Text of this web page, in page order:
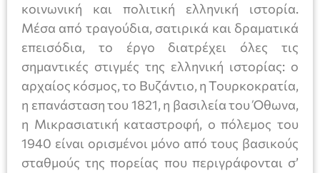
κοινωνική και πολιτική ελληνική ιστορία.
Μέσα από τραγούδια, σατιρικά και δραματικά
επεισόδια, το έργο διατρέχει όλες τις
σημαντικές στιγμές της ελληνική ιστορίας: ο
αρχαίος κόσμος, το Βυζάντιο, η Τουρκοκρατία,
η επανάσταση του 1821, η βασιλεία του Όθωνα,
η Μικρασιατική καταστροφή, ο πόλεμος του
1940 είναι ορισμένοι μόνο από τους βασικούς
σταθμούς της πορείας που περιγράφονται σ’